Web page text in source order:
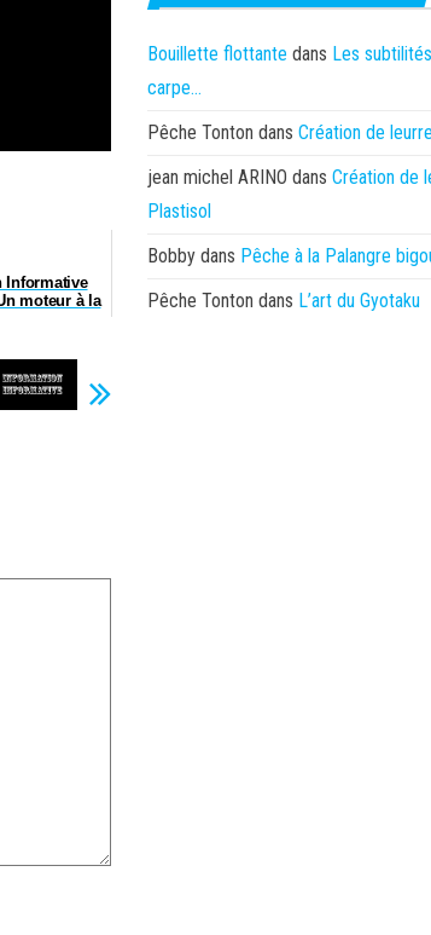
Informative
moteur à la
Bouillette flottante dans Les
carpe…
Pêche Tonton dans Création de
jean michel ARINO dans Création de
Plastisol
Bobby dans Pêche à la Palangre
Pêche Tonton dans L’art du Gyotaku